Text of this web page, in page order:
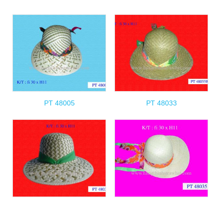
PT 48005 PT 48033